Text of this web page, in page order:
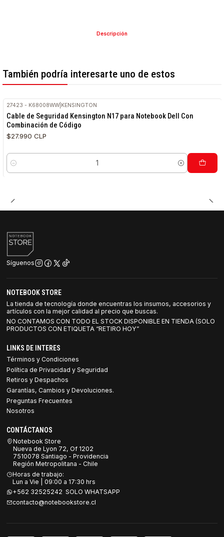
Descripción
También podría interesarte uno de estos
27423 - K68008WW KENSINGTON
Cable de Seguridad Kensington N17 para Notebook Dell Con
Combinación de Código
$27.990 CLP
Cantidad
Síguenos
NOTEBOOK STORE
La tienda de tecnología donde encuentras los insumos, accesorios y
artículos con la mejor calidad al precio que buscas.
NO CONTAMOS CON TODO EL STOCK DISPONIBLE EN TIENDA (SOLO
PRODUCTOS CON ETIQUETA “RETIRO HOY”
LINKS DE INTERES
Términos y Condiciones
Política de Privacidad y Seguridad
Retiros y Despachos
Garantías, Cambios y Devoluciones.
Preguntas Frecuentes
Nosotros
CONTÁCTANOS
Notebook Store
Nueva de Lyon 72, Of 1202
7510078 Santiago - Providencia
Región Metropolitana - Chile
Horas de trabajo:
Lun a Vie | 09:00 a 17:30 hrs
+562 32525242 SOLO WHATSAPP
contacto@notebookstore.cl